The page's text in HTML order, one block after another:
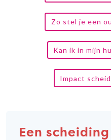
Zo stel je een
Kan ik in mijn
Impact
Een